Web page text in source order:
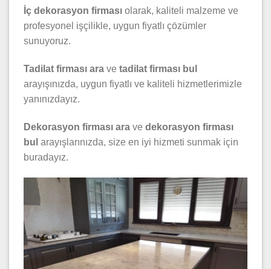
İç dekorasyon firması olarak, kaliteli malzeme ve
profesyonel işçilikle, uygun fiyatlı çözümler
sunuyoruz.
Tadilat firması ara ve tadilat firması bul
arayışınızda, uygun fiyatlı ve kaliteli hizmetlerimizle
yanınızdayız.
Dekorasyon firması ara ve dekorasyon firması
bul arayışlarınızda, size en iyi hizmeti sunmak için
buradayız.